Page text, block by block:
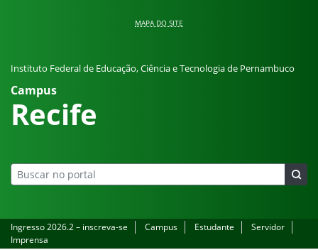
MAPA DO SITE
Instituto Federal de Educação, Ciência e Tecnologia de Pernambuco
Campus
Recife
Ingresso 2026.2 – inscreva-se Campus Estudante
Servidor
Imprensa